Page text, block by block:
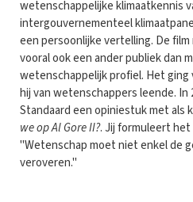
wetenschappelijke klimaatkennis
intergouvernementeel
een persoonlijke vertelling. De
vooral ook een ander publiek dan
wetenschappelijk profiel. Het ging
hij van wetenschappers leende. In
Standaard een opiniestuk met als
we op Al Gore II?. Jij formuleert
"Wetenschap moet niet enkel de
veroveren."